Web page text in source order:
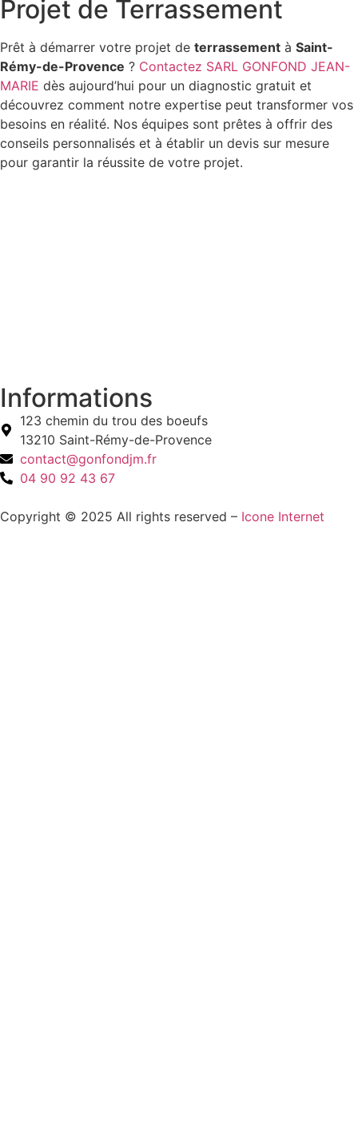
Projet de Terrassement
Prêt à démarrer votre projet de terrassement à Saint-
Rémy-de-Provence ? Contactez SARL GONFOND JEAN-
MARIE dès aujourd’hui pour un diagnostic gratuit et
découvrez comment notre expertise peut transformer vos
besoins en réalité. Nos équipes sont prêtes à offrir des
conseils personnalisés et à établir un devis sur mesure
pour garantir la réussite de votre projet.
Informations
123 chemin du trou des boeufs
13210 Saint-Rémy-de-Provence
contact@gonfondjm.fr
04 90 92 43 67
Copyright © 2025 All rights reserved – Icone Internet